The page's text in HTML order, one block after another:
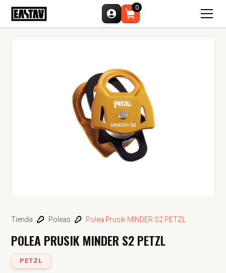
0
Tienda Poleas Polea Prusik MINDER S2 PETZL
POLEA PRUSIK MINDER S2 PETZL
PETZL